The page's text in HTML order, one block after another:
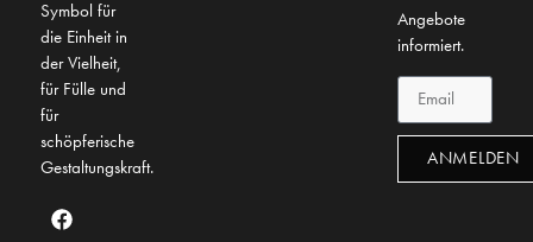
Symbol für
die Einheit in
der Vielheit,
für Fülle und
für
schöpferische
Gestaltungskraft.
Angebote
informiert.
ANMELDEN